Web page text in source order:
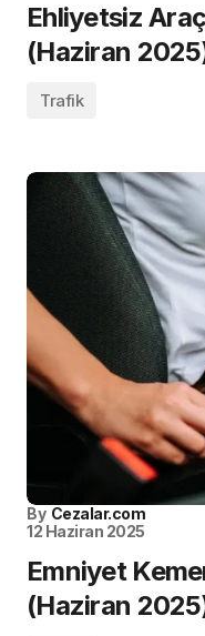
Ehliyetsiz
(Haziran
Trafik
By Cezalar.com
12 Haziran 2025
Emniyet
(Haziran